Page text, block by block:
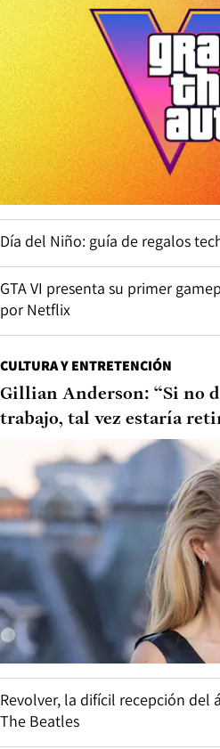
Día del Niño: guía de regalos
GTA VI presenta su primer
por Netflix
CULTURA Y ENTRETENCIÓN
Gillian Anderson: “Si no
trabajo, tal vez estaría
Revolver, la difícil recepción del
The Beatles